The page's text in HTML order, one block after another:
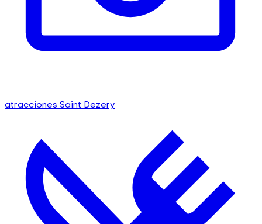
atracciones Saint Dezery